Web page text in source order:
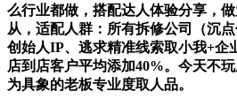
么行业都做，搭配达人体验分享，
从，适配人群：所有拆修公司（沉
创始人IP、逃求精准线索取小我+企
店到店客户平均添加40%。今天不
为具象的老板专业度取人品。